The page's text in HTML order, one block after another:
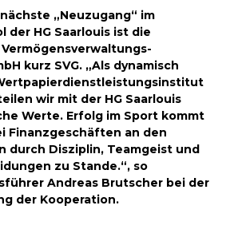
„Neuzugang“ im
der HG Saarlouis ist die
kurz SVG. „Als dynamisch
wir mit der HG Saarlouis
Werte. Erfolg im Sport kommt
Finanzgeschäften an den
durch Disziplin, Teamgeist und
zu Stande.“, so
Andreas Brutscher bei der
der Kooperation.